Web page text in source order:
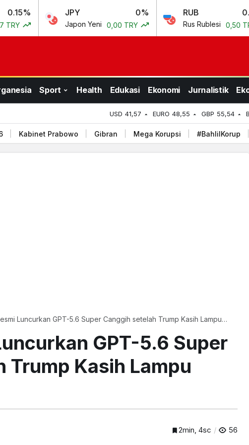
JPY
Japon Yeni 0,00 TRY
RUB
Rus Rublesi 0,50 TRY
Sport Health Edukasi Ekonomi Jurnalistik
USD 41,57 EURO 48,55 GBP 55,54
Kabinet Prabowo Gibran Mega Korupsi #BahlilKorup
Luncurkan GPT-5.6 Super Canggih setelah Trump Kasih Lampu
GPT-5.6 Super
Trump Kasih Lampu
2min, 4sc 56